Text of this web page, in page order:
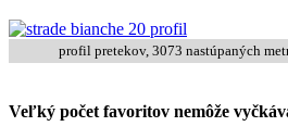
profil pretekov, 3073 nastúpaných
Veľký počet favoritov nemôže